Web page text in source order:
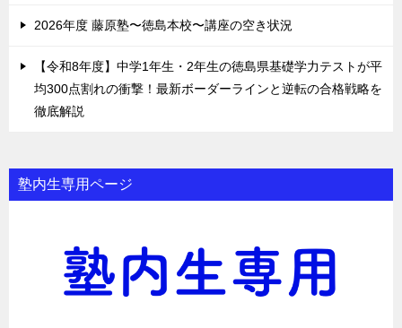
2026年度 藤原塾〜徳島本校〜講座の空き状況
【令和8年度】中学1年生・2年生の徳島県基礎学力テストが平
均300点割れの衝撃！最新ボーダーラインと逆転の合格戦略を
徹底解説
塾内生専用ページ